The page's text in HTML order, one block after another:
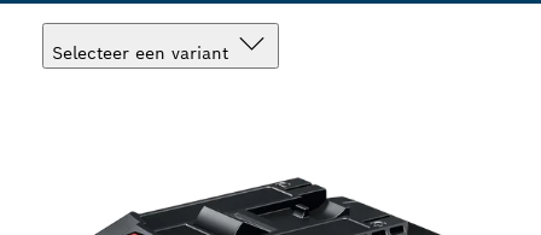
Selecteer een variant